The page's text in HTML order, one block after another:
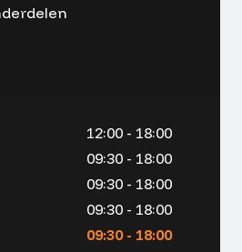
12:00 - 18:00
09:30 - 18:00
09:30 - 18:00
09:30 - 18:00
09:30 - 18:00